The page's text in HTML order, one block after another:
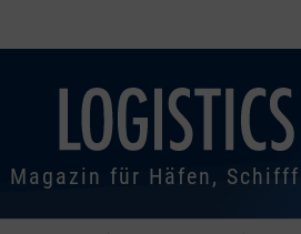
Magazin für Häfen,